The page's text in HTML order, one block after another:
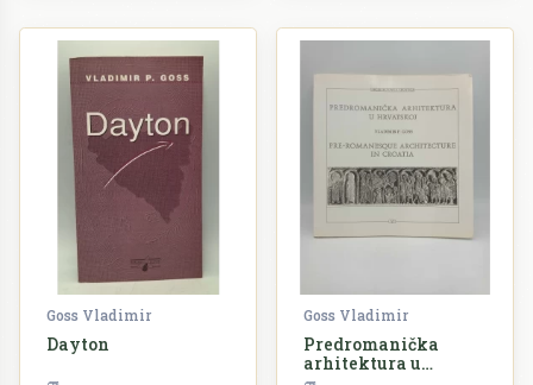
Goss Vladimir
Dayton
Goss Vladimir
Predromanička
arhitektura u